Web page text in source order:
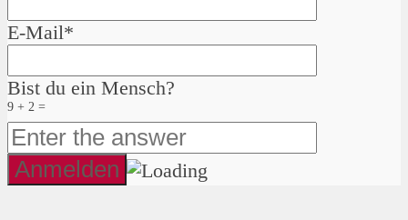
E-Mail*
Bist du ein Mensch?
9 + 2 =